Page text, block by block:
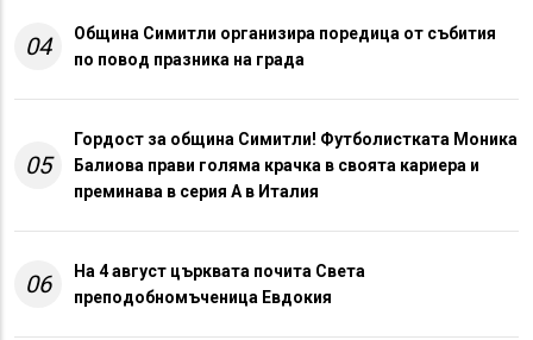
04
Община Симитли организира поредица от събития
по повод празника на града
05
Гордост за община Симитли! Футболистката Моника
Балиова прави голяма крачка в своята кариера и
преминава в серия А в Италия
06
На 4 август църквата почита Света
преподобномъченица Евдокия